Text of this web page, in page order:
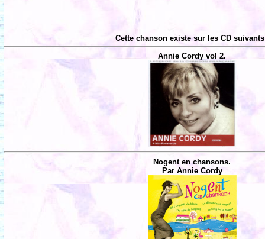
Cette chanson existe sur les CD
Annie Cordy vol 2.
Nogent en chansons.
Par Annie Cordy